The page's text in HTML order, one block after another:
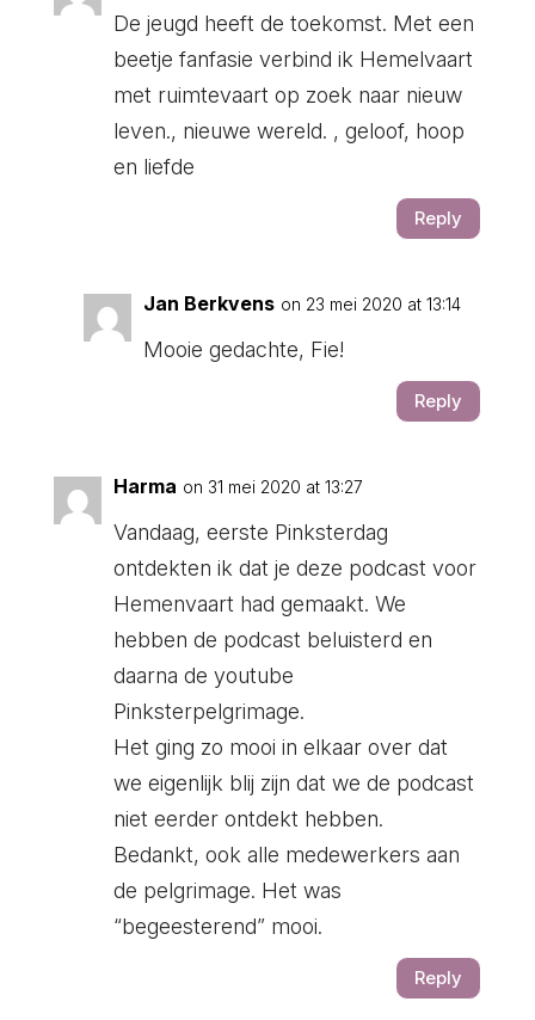
De jeugd heeft de toekomst. Met een
beetje fanfasie verbind ik Hemelvaart
met ruimtevaart op zoek naar nieuw
leven., nieuwe wereld. , geloof, hoop
en liefde
Reply
Jan Berkvens on 23 mei 2020 at 13:14
Mooie gedachte, Fie!
Reply
Harma on 31 mei 2020 at 13:27
Vandaag, eerste Pinksterdag
ontdekten ik dat je deze podcast voor
Hemenvaart had gemaakt. We
hebben de podcast beluisterd en
daarna de youtube
Pinksterpelgrimage.
Het ging zo mooi in elkaar over dat
we eigenlijk blij zijn dat we de podcast
niet eerder ontdekt hebben.
Bedankt, ook alle medewerkers aan
de pelgrimage. Het was
“begeesterend” mooi.
Reply